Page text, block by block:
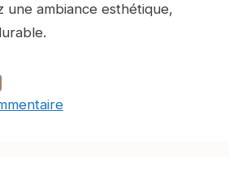
une ambiance esthétique,